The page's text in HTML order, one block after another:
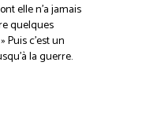
elle n’a jamais
quelques
c’est un
la guerre.